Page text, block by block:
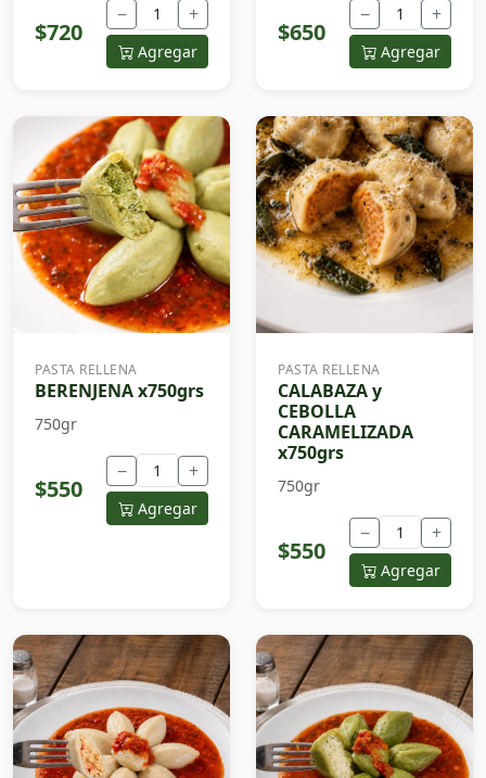
$720
− +
Agregar
$650
− +
Agregar
PASTA RELLENA
BERENJENA x750grs
750gr
$550
− +
Agregar
PASTA RELLENA
CALABAZA y
CEBOLLA
CARAMELIZADA
x750grs
750gr
$550
− +
Agregar